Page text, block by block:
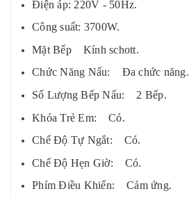
Điện áp: 220V - 50Hz.
Công suất: 3700W.
Mặt Bếp Kính schott.
Chức Năng Nấu: Đa chức năng.
Số Lượng Bếp Nấu: 2 Bếp.
Khóa Trẻ Em: Có.
Chế Độ Tự Ngắt: Có.
Chế Độ Hẹn Giờ: Có.
Phím Điều Khiển: Cảm ứng.